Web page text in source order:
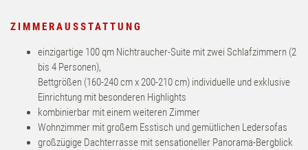
ZIMMERAUSSTATTUNG
einzigartige 100 qm Nichtraucher-Suite mit zwei Schlafzimmern (2
bis 4 Personen),
Bettgrößen (160-240 cm x 200-210 cm) individuelle und exklusive
Einrichtung mit besonderen Highlights
kombinierbar mit einem weiteren Zimmer
Wohnzimmer mit großem Esstisch und gemütlichen Ledersofas
großzügige Dachterrasse mit sensationeller Panorama-Bergblick